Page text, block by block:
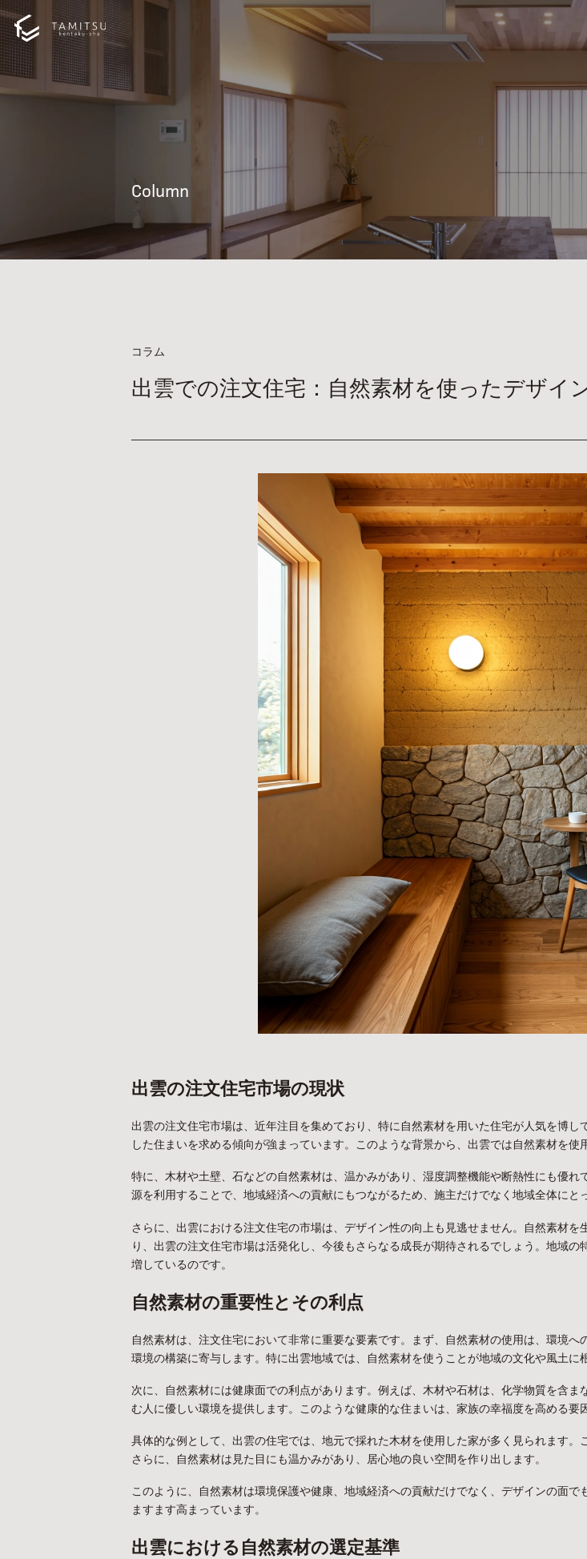
Column
コラム
出雲での注文住宅：自然素材を使ったデザイ
出雲の注文住宅市場の現状
出雲の注文住宅市場は、近年注目を集めており、特に自然素材を用いた住宅が人気を博
した住まいを求める傾向が強まっています。このような背景から、出雲では自然素材を使
特に、木材や土壁、石などの自然素材は、温かみがあり、湿度調整機能や断熱性にも優
源を利用することで、地域経済への貢献にもつながるため、施主だけでなく地域全体にと
さらに、出雲における注文住宅の市場は、デザイン性の向上も見逃せません。自然素材
り、出雲の注文住宅市場は活発化し、今後もさらなる成長が期待されるでしょう。地域
増しているのです。
自然素材の重要性とその利点
自然素材は、注文住宅において非常に重要な要素です。まず、自然素材の使用は、環境
環境の構築に寄与します。特に出雲地域では、自然素材を使うことが地域の文化や風土に
次に、自然素材には健康面での利点があります。例えば、木材や石材は、化学物質を含
む人に優しい環境を提供します。このような健康的な住まいは、家族の幸福度を高める要
具体的な例として、出雲の住宅では、地元で採れた木材を使用した家が多く見られます。
さらに、自然素材は見た目にも温かみがあり、居心地の良い空間を作り出します。
このように、自然素材は環境保護や健康、地域経済への貢献だけでなく、デザインの面
ますます高まっています。
出雲における自然素材の選定基準